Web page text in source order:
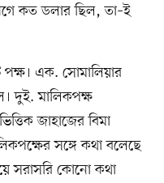
কত ডলার ছিল, তা–ই
পক্ষ। এক. সোমালিয়ার
দুই. মালিকপক্ষ
জাহাজের বিমা
সঙ্গে কথা বলেছে
সরাসরি কোনো কথা